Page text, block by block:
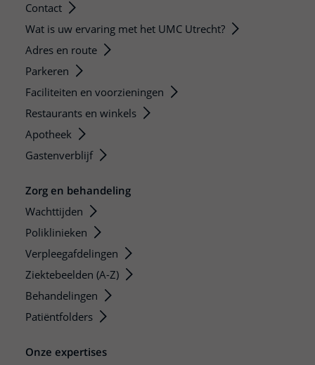
Contact
Wat is uw ervaring met het UMC Utrecht?
Adres en route
Parkeren
Faciliteiten en voorzieningen
Restaurants en winkels
Apotheek
Gastenverblijf
Zorg en behandeling
Wachttijden
Poliklinieken
Verpleegafdelingen
Ziektebeelden (A-Z)
Behandelingen
Patiëntfolders
Onze expertises